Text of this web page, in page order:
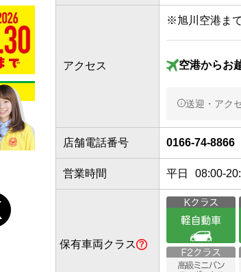
アクセス
※旭川空港ま
空港からお
無料
集合
ターミ
てお待
到着
送迎・アク
店舗電話番号 0166-74-8866
営業時間 平日 08:00-
保有車両クラス